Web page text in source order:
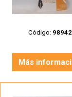
Código: 98942
Más